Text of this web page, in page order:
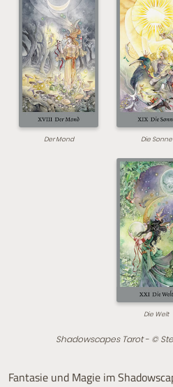
Der Mond Die Sonne
Die Welt
Shadowscapes Tarot - ©
Fantasie und Magie im